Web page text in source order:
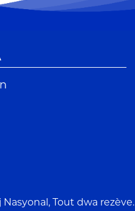
, Tout dwa rezève.